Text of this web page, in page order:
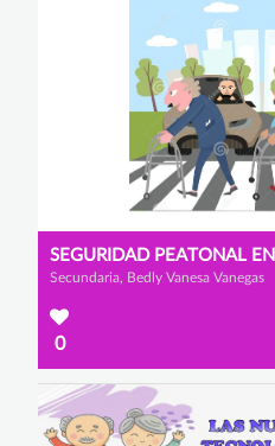
Secundaria, Bedly Vanesa Vanegas
0